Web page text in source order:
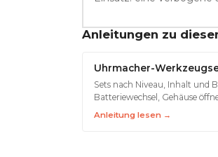
Anleitungen zu
Uhrmacher-
Sets nach Niveau, Inhalt und
Batteriewechsel, Gehäuse
Anleitung lesen →